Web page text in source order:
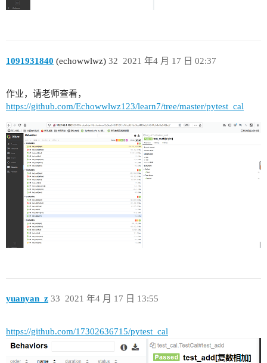
1091931840 (echowwlwz) 2021 年4 月 17 日 02:37
32
作业，请老师查看，
https://github.com/Echowwlwz123/learn7/tree/master/pytest_cal
yuanyan_z 2021 年4 月 17 日 13:55
33
https://github.com/17302636715/pytest_cal